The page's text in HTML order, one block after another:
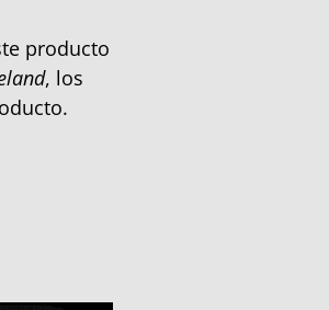
producto
, los